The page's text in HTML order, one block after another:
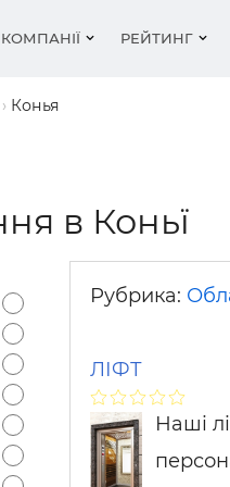
КОМПАНІЇ РЕЙТИНГ
Медіа
Вікна
Сипучі
цемент
Конья
в Коньї
Рубрика:
ЛІФТ
Наші